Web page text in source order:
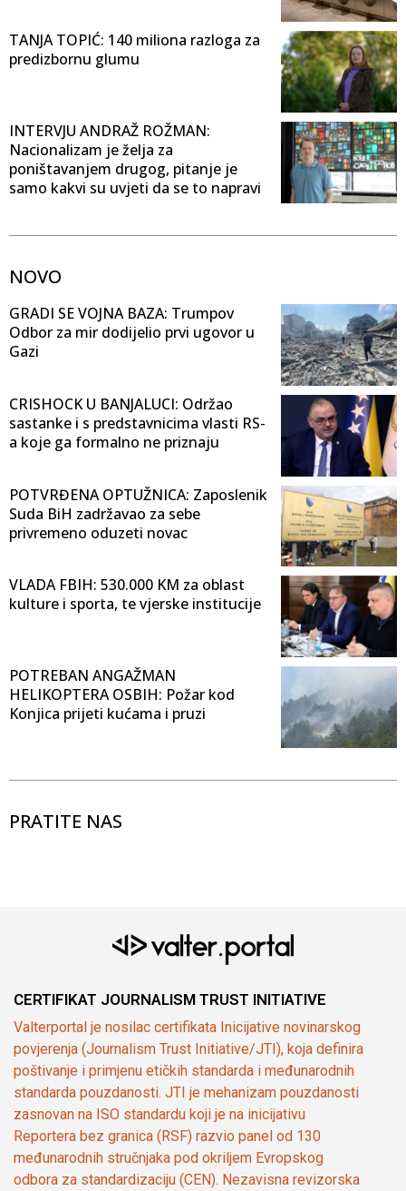
TANJA TOPIĆ: 140 miliona razloga za
predizbornu glumu
INTERVJU ANDRAŽ ROŽMAN:
Nacionalizam je želja za
poništavanjem drugog, pitanje je
samo kakvi su uvjeti da se to napravi
NOVO
GRADI SE VOJNA BAZA: Trumpov
Odbor za mir dodijelio prvi ugovor u
Gazi
CRISHOCK U BANJALUCI: Održao
sastanke i s predstavnicima vlasti RS-
a koje ga formalno ne priznaju
POTVRĐENA OPTUŽNICA: Zaposlenik
Suda BiH zadržavao za sebe
privremeno oduzeti novac
VLADA FBIH: 530.000 KM za oblast
kulture i sporta, te vjerske institucije
POTREBAN ANGAŽMAN
HELIKOPTERA OSBIH: Požar kod
Konjica prijeti kućama i pruzi
PRATITE NAS
CERTIFIKAT JOURNALISM TRUST INITIATIVE
Valterportal je nosilac certifikata Inicijative novinarskog
povjerenja (Journalism Trust Initiative/JTI), koja definira
poštivanje i primjenu etičkih standarda i međunarodnih
standarda pouzdanosti. JTI je mehanizam pouzdanosti
zasnovan na ISO standardu koji je na inicijativu
Reportera bez granica (RSF) razvio panel od 130
međunarodnih stručnjaka pod okriljem Evropskog
odbora za standardizaciju (CEN). Nezavisna revizorska